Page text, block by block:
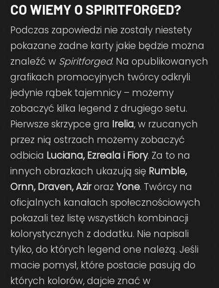
CO WIEMY O SPIRITFORGED?
Podczas zapowiedzi nie zostały niestety
pokazane żadne karty jakie będzie można
znaleźć w Spiritforged. Na opublikowanych
grafikach promocyjnych twórcy odkryli
jedynie rąbek tajemnicy – możemy
zobaczyć kilka legend z drugiego setu.
Pierwsze skrzypce gra Irelia, w rzucanych
przez nią ostrzach możemy zobaczyć
odbicia Luciana, Ezreala i Fiory. Za to na
innych obrazkach ukazują się Rumble,
Ornn, Draven, Aziroraz Yone. Twórcy na
oficjalnych kanałach społecznościowych
pokazali też listę wszystkich kombinacji
kolorystycznych z dodatku. Nie napisali
tylko, do których legend one należą. Jeśli
macie pomysł, które postacie pasują do
których kolorów, dajcie znać w